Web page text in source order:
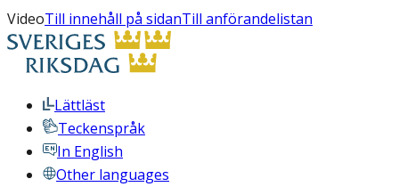
VideoTill innehåll på sidanTill anförandelistan
Lättläst
Teckenspråk
In English
Other languages